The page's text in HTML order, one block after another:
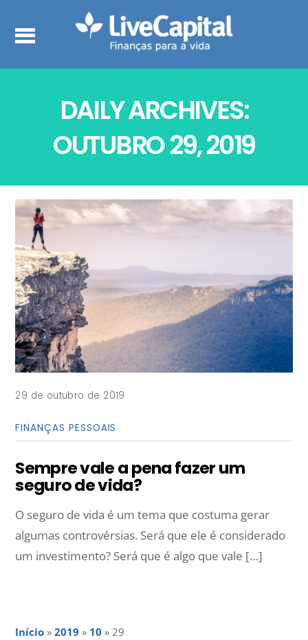
DAILY ARCHIVES:
OUTUBRO 29, 2019
29 de outubro de 2019
FINANÇAS PESSOAIS
Sempre vale a pena fazer um
seguro de vida?
O seguro de vida é um tema que costuma gerar
algumas controvérsias. Será que ele é considerado
um investimento? Será que é algo que vale […]
Início » 2019 » 10 » 29